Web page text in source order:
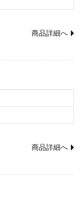
商品詳細へ
商品詳細へ